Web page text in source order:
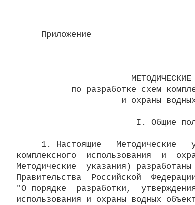
     Приложение
МЕТОДИЧЕСКИЕ
по разработке схем
и охраны
I. Общие
1. Настоящие   Методические
комплексного  использования  и
Методические  указания)
Правительства  Российской
"О порядке  разработки,
использования и охраны водных